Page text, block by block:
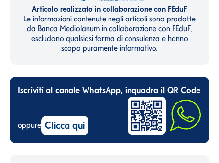
Articolo realizzato in collaborazione con FEduF
Le informazioni contenute negli articoli sono prodotte
da Banca Mediolanum in collaborazione con FEduF,
escludono qualsiasi forma di consulenza e hanno
scopo puramente informativo.
Iscriviti al canale WhatsApp, inquadra il QR Code
oppure Clicca qui